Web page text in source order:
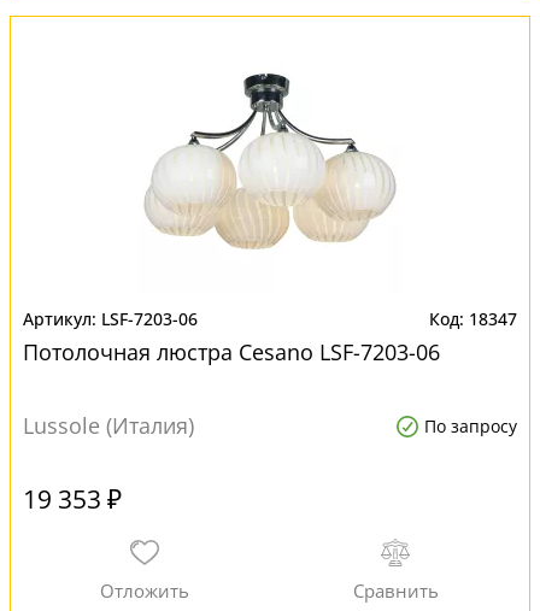
LSF-7203-06 18347
Потолочная люстра Cesano LSF-7203-06
Lussole (Италия) По запросу
19 353 ₽